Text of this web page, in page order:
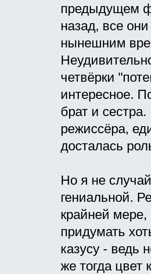
предыдущем
назад, все
нынешним
четвёрки
интересное.
брат и
режиссёра,
досталась
Но я не
гениальной.
крайней
придумать
казусу - ведь
же тогда цвет